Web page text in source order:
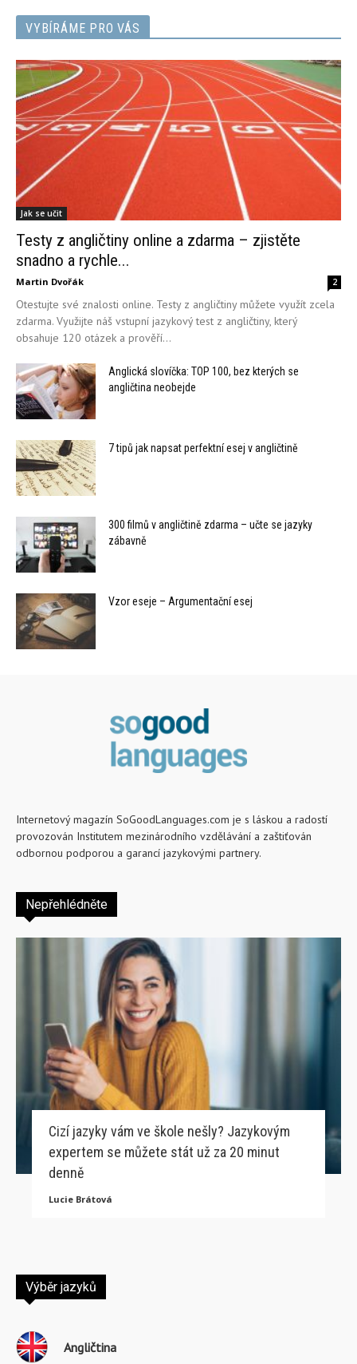
VYBÍRÁME PRO VÁS
Jak se učit
Testy z angličtiny online a zdarma – zjistěte
snadno a rychle...
Martin Dvořák 2
Otestujte své znalosti online. Testy z angličtiny můžete využít zcela
zdarma. Využijte náš vstupní jazykový test z angličtiny, který
obsahuje 120 otázek a prověří...
Anglická slovíčka: TOP 100, bez kterých se
angličtina neobejde
7 tipů jak napsat perfektní esej v angličtině
300 filmů v angličtině zdarma – učte se jazyky
zábavně
Vzor eseje – Argumentační esej
Internetový magazín SoGoodLanguages.com je s láskou a radostí
provozován Institutem mezinárodního vzdělávání a zaštiťován
odbornou podporou a garancí jazykovými partnery.
Nepřehlédněte
Cizí jazyky vám ve škole nešly? Jazykovým
expertem se můžete stát už za 20 minut
denně
Lucie Brátová
Výběr jazyků
Angličtina